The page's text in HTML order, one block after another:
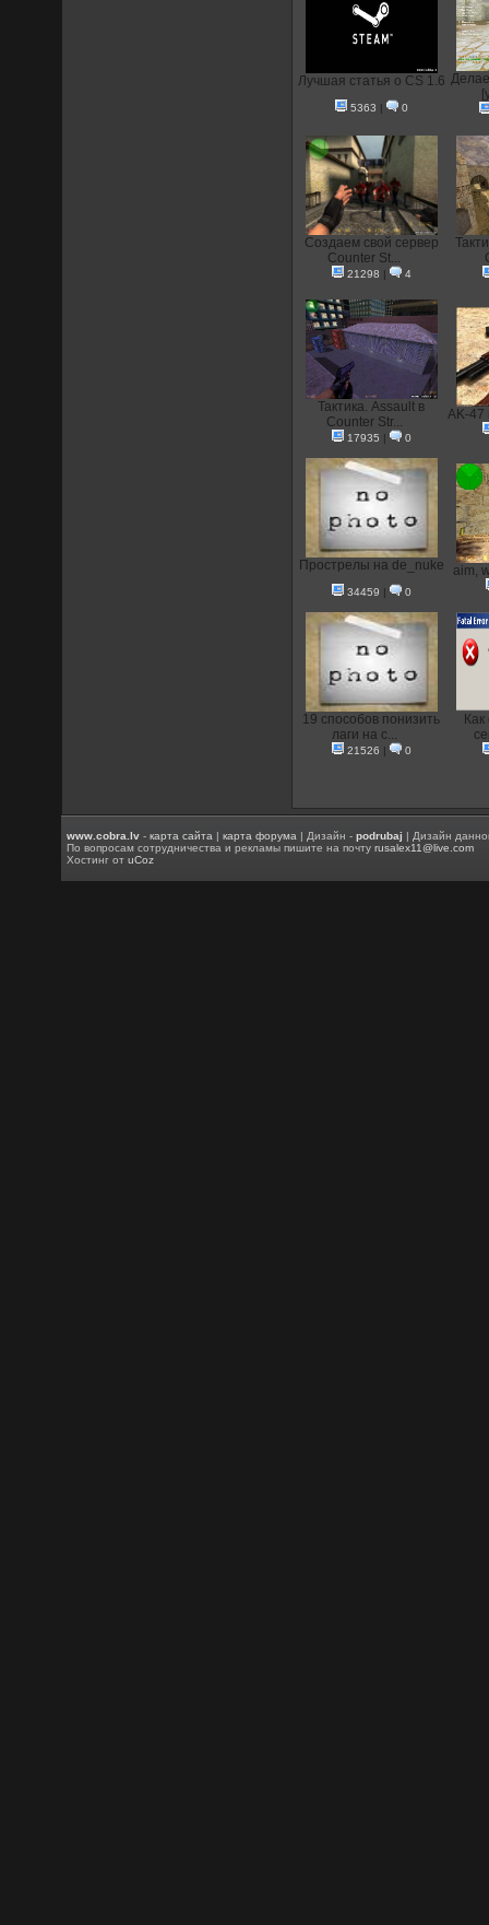
Лучшая статья о CS 1.6
5363 | 0
Создаем свой сервер
Counter St...
21298 | 4
Тактика. Assault в
Counter Str...
17935 | 0
AK-47
Прострелы на de_nuke
34459 | 0
aim,
19 способов понизить
лаги на с...
21526 | 0
www.cobra.lv -карта сайта |карта форума | Дизайн -podrubaj | Дизайн
По вопросам сотрудничества и рекламы пишите на почтуrusalex11@live.com
Хостинг отuCoz